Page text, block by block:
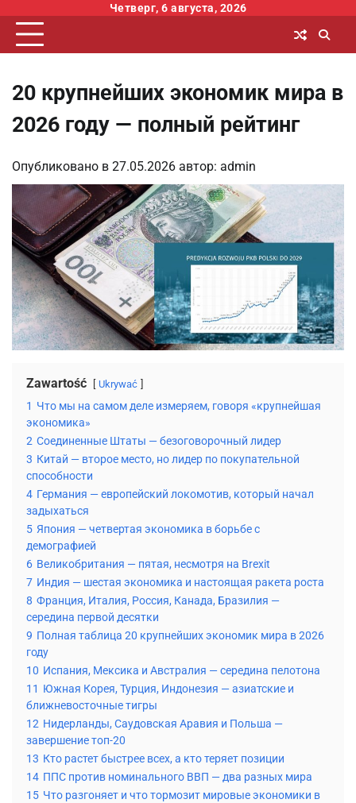
содержимому
Четверг, 6 августа, 2026
20 крупнейших экономик мира в
2026 году — полный рейтинг
Опубликовано в 27.05.2026 автор: admin
Zawartość Ukrywać
1 Что мы на самом деле измеряем, говоря «крупнейшая
экономика»
2 Соединенные Штаты — безоговорочный лидер
3 Китай — второе место, но лидер по покупательной
способности
4 Германия — европейский локомотив, который начал
задыхаться
5 Япония — четвертая экономика в борьбе с
демографией
6 Великобритания — пятая, несмотря на Brexit
7 Индия — шестая экономика и настоящая ракета роста
8 Франция, Италия, Россия, Канада, Бразилия —
середина первой десятки
9 Полная таблица 20 крупнейших экономик мира в 2026
году
10 Испания, Мексика и Австралия — середина пелотона
11 Южная Корея, Турция, Индонезия — азиатские и
ближневосточные тигры
12 Нидерланды, Саудовская Аравия и Польша —
завершение топ-20
13 Кто растет быстрее всех, а кто теряет позиции
14 ППС против номинального ВВП — два разных мира
15 Что разгоняет и что тормозит мировые экономики в